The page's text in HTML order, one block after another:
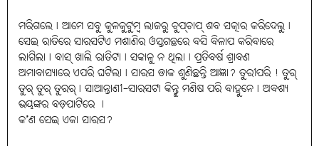
ମରିଗଲେ। ଆମେ ସବୁ କୁଳକୁଟୁମ୍ବ ଲାଜରୁ ଚୁପ୍‌ଚାପ୍‌ ଶବ ସତ୍କାର କରିଦେଲୁ।
ସେଇ ରାତିରେ ସାରସଟିଏ ମଶାଣିର ଓସ୍ତଗଛରେ ବସି ବିଳାପ କରିବାରେ
ଲାଗିଲା। ବାସ୍‌ ଖାଲି ରାତିଟା। ସକାଳୁ ନ ଥିଲା। ପ୍ରତିବର୍ଷ ଶ୍ରାବଣ
ଅମାବାସ୍ୟାରେ ଏପରି ଘଟିଲା। ସାରସ ଡାକ ଶୁଣିଛନ୍ତି ଆଜ୍ଞା? ତୁରୀପରି ! ତୁର୍‌
ତୁର୍‌ ତୁର୍‌ ତୁରର୍‌। ସାଆନ୍ତାଣୀ-ସାରସଟା କିନ୍ତୁ ମଣିଷ ପରି ବାହୁନେ। ଅବଶ୍ୟ
ଭୟଙ୍କର ବଡ଼ପାଟିରେ ।
କ’ଣ ସେଇ ଏକା ସାରସ?